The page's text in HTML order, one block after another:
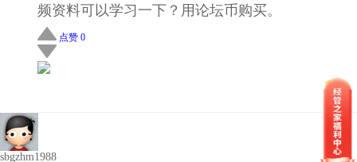
频资料可以学习一下？用论坛币购买。
点赞 0
sbgzhm1988